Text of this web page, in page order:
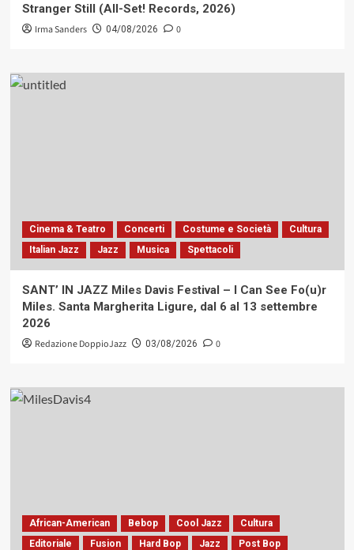
Stranger Still (All-Set! Records, 2026)
Irma Sanders 04/08/2026 0
Cinema & Teatro Concerti Costume e Società
Cultura
Italian Jazz
Jazz Musica Spettacoli
SANT’ IN JAZZ Miles Davis Festival – I Can See Fo(u)r
Miles. Santa Margherita Ligure, dal 6 al 13 settembre
2026
Redazione DoppioJazz 03/08/2026 0
African-American Bebop Cool Jazz
Cultura
Editoriale
Fusion Hard Bop Jazz
Post Bop